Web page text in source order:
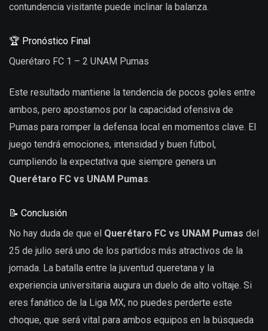
contundencia visitante puede inclinar la balanza.
🏆 Pronóstico Final
Querétaro FC 1 – 2 UNAM Pumas
Este resultado mantiene la tendencia de pocos goles entre
ambos, pero apostamos por la capacidad ofensiva de
Pumas para romper la defensa local en momentos clave. El
juego tendrá emociones, intensidad y buen fútbol,
cumpliendo la expectativa que siempre genera un
Querétaro FC vs UNAM Pumas.
📝 Conclusión
No hay duda de que el Querétaro FC vs UNAM Pumas del
25 de julio será uno de los partidos más atractivos de la
jornada. La batalla entre la juventud queretana y la
experiencia universitaria augura un duelo de alto voltaje. Si
eres fanático de la Liga MX, no puedes perderte este
choque, que será vital para ambos equipos en la búsqueda